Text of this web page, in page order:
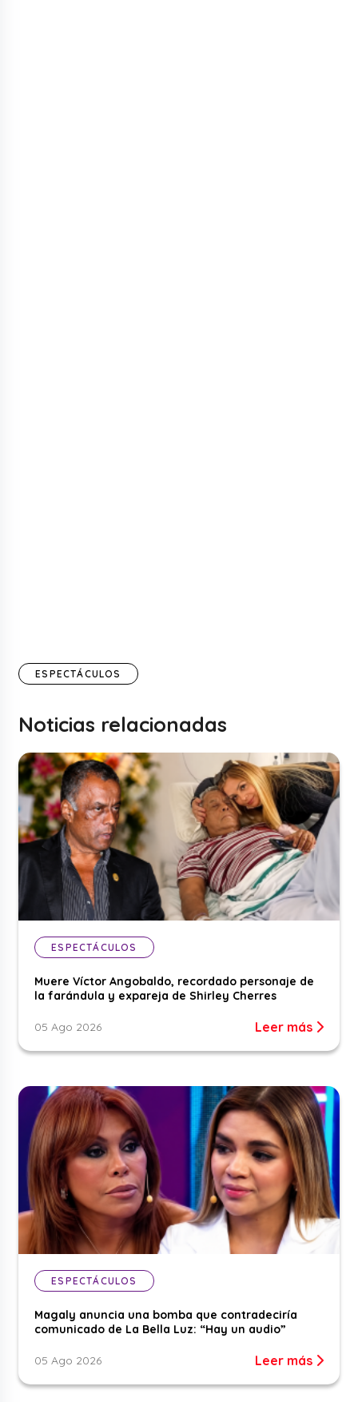
ESPECTÁCULOS
Noticias relacionadas
ESPECTÁCULOS
Muere Víctor Angobaldo, recordado personaje de
la farándula y expareja de Shirley Cherres
05 Ago 2026 Leer más
ESPECTÁCULOS
Magaly anuncia una bomba que contradeciría
comunicado de La Bella Luz: “Hay un audio”
05 Ago 2026 Leer más